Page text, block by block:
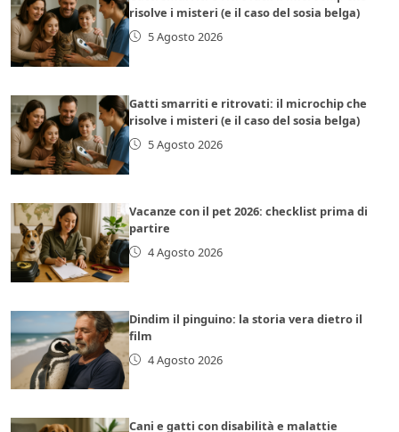
risolve i misteri (e il caso del sosia belga)
5 Agosto 2026
Gatti smarriti e ritrovati: il microchip che
risolve i misteri (e il caso del sosia belga)
5 Agosto 2026
Vacanze con il pet 2026: checklist prima di
partire
4 Agosto 2026
Dindim il pinguino: la storia vera dietro il
film
4 Agosto 2026
Cani e gatti con disabilità e malattie